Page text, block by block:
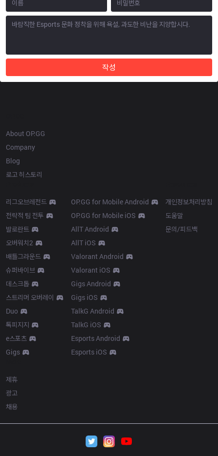
작성
About OP.GG
Company
Blog
로고 히스토리
리그오브레전드
전략적 팀 전투
발로란트
오버워치2
배틀그라운드
슈퍼바이브
데스크톱
스트리머 오버레이
Duo
톡피지지
e스포츠
Gigs
OP.GG for Mobile Android
OP.GG for Mobile iOS
AllT Android
AllT iOS
Valorant Android
Valorant iOS
Gigs Android
Gigs iOS
TalkG Android
TalkG iOS
Esports Android
Esports iOS
개인정보처리방침
도움말
문의/피드백
제휴
광고
채용